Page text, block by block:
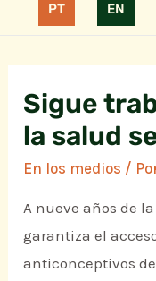
PT EN
Sigue
la salud
En los medios /
A nueve años de
garantiza el
anticonceptivos